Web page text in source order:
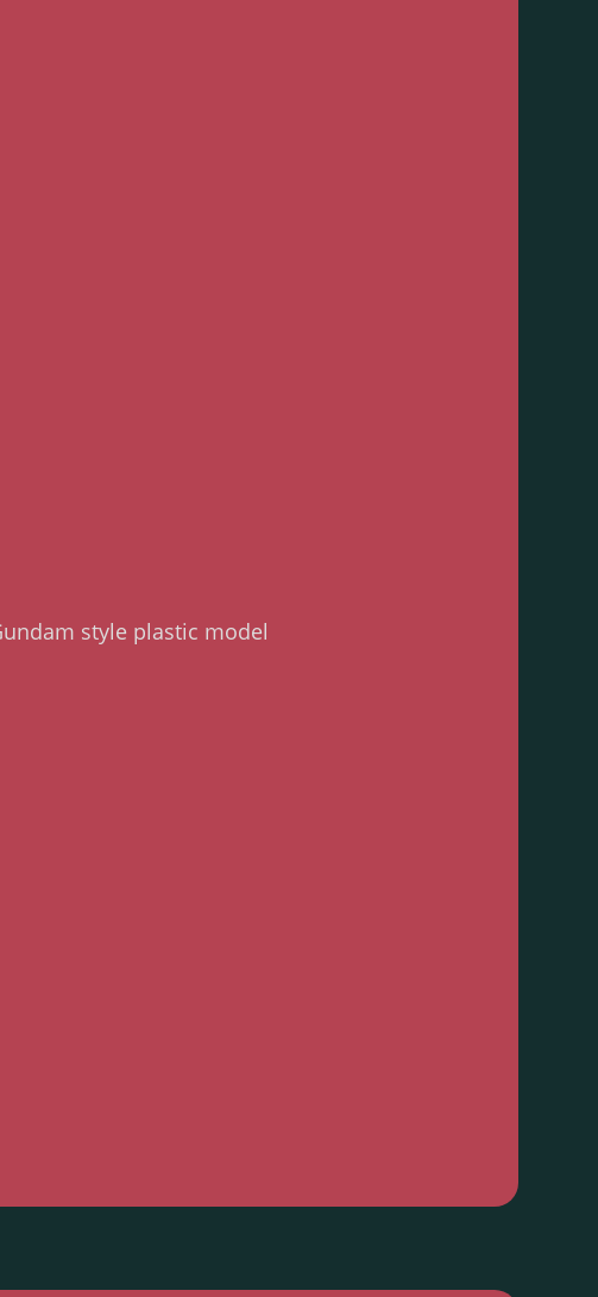
style plastic model